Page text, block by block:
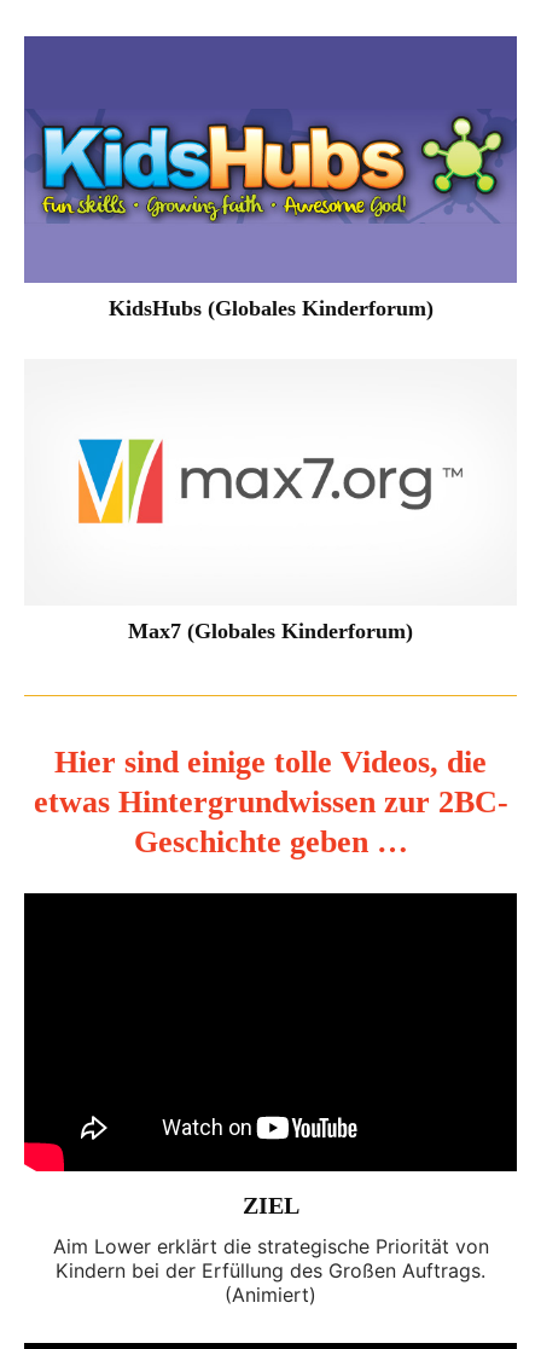
KidsHubs (Globales Kinderforum)
Max7 (Globales Kinderforum)
Hier sind einige tolle Videos, die
etwas Hintergrundwissen zur 2BC-
Geschichte geben …
ZIEL
Aim Lower erklärt die strategische Priorität von
Kindern bei der Erfüllung des Großen Auftrags.
(Animiert)